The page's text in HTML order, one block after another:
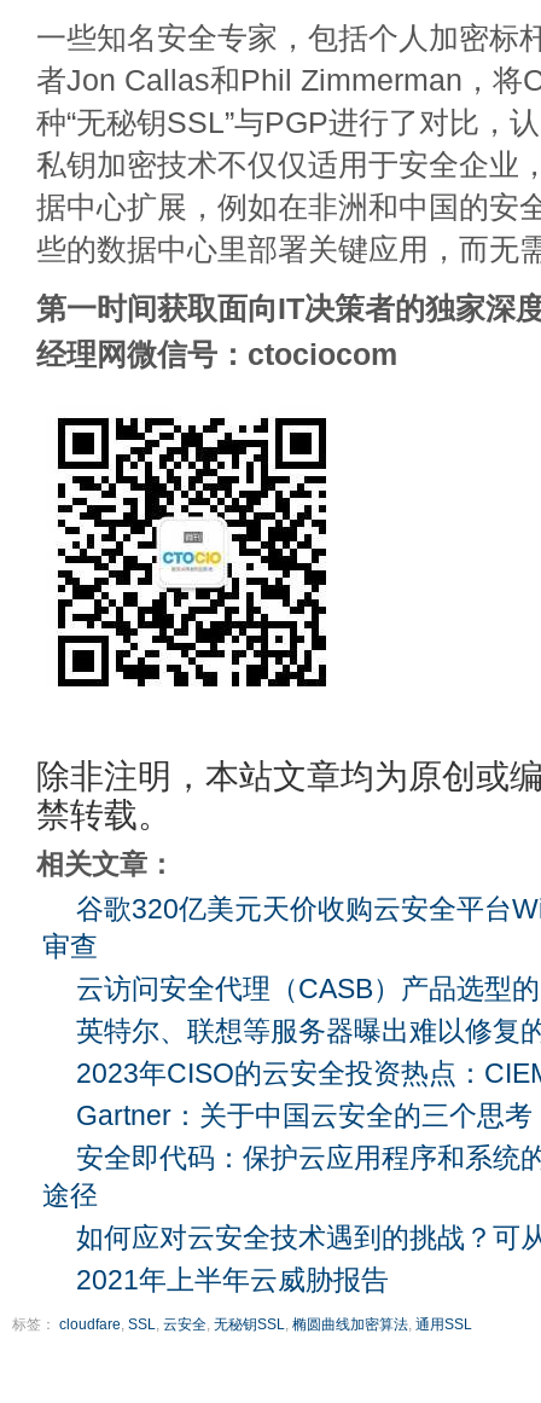
一些知名安全专家，包括个人加密标
者Jon Callas和Phil Zimmerman，将
种“无秘钥SSL”与PGP进行了对比，
私钥加密技术不仅仅适用于安全企业
据中心扩展，例如在非洲和中国的安
些的数据中心里部署关键应用，而无
第一时间获取面向IT决策者的独家深
经理网微信号：ctociocom
除非注明，本站文章均为原创或
禁转载。
相关文章：
谷歌320亿美元天价收购云安全平台
审查
云访问安全代理（CASB）产品选型
英特尔、联想等服务器曝出难以修复
2023年CISO的云安全投资热点：
Gartner：关于中国云安全的三个思考
安全即代码：保护云应用程序和系统
途径
如何应对云安全技术遇到的挑战？可
2021年上半年云威胁报告
标签： cloudfare, SSL, 云安全, 无秘钥SSL, 椭圆曲线加密算法, 通用SSL